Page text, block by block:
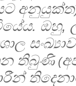
අනුයුක්ත
ඔහු,
තිබුණි(